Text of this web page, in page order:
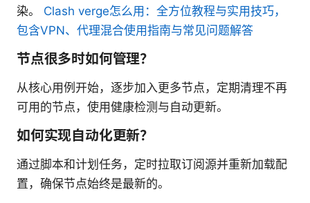
染。 Clash verge怎么用：全方位教程与实用技巧，
包含VPN、代理混合使用指南与常见问题解答
节点很多时如何管理？
从核心用例开始，逐步加入更多节点，定期清理不再
可用的节点，使用健康检测与自动更新。
如何实现自动化更新？
通过脚本和计划任务，定时拉取订阅源并重新加载配
置，确保节点始终是最新的。